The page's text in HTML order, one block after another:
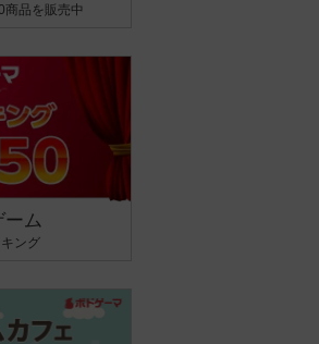
商品を販売中
ーム
ング